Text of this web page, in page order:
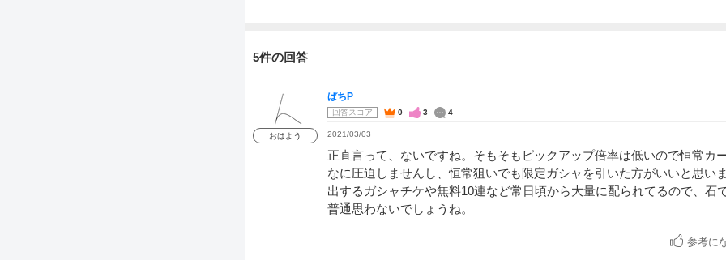
5件の回答
おはよう
ぱちP
回答スコア 0 3 4
2021/03/03
正直言って、ないですね。そもそもピックアップ倍率は低いので恒常カ
なに圧迫しませんし、恒常狙いでも限定ガシャを引いた方がいいと思い
出するガシャチケや無料10連など常日頃から大量に配られてるので、石
普通思わないでしょうね。
参考に